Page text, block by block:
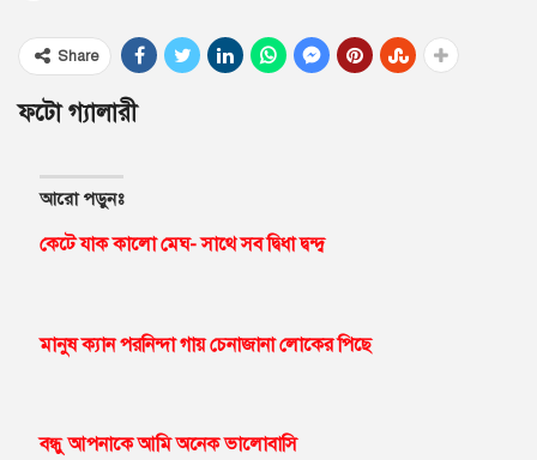
Share
ফটো গ্যালারী
আরো পড়ুনঃ
কেটে যাক কালো মেঘ- সাথে সব দ্বিধা দ্বন্দ্ব
মানুষ ক্যান পরনিন্দা গায় চেনাজানা লোকের পিছে
বন্ধু আপনাকে আমি অনেক ভালোবাসি